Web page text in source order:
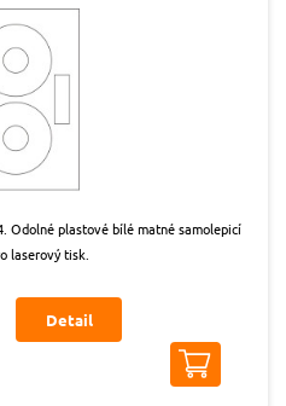
Odolné plastové bílé matné samolepicí
laserový tisk.
Detail